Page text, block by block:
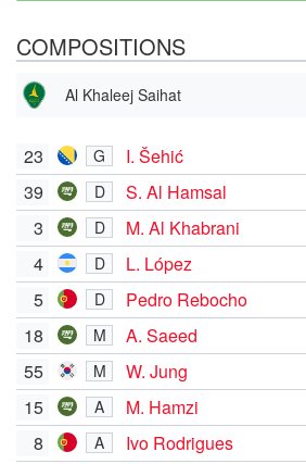
COMPOSITIONS
Al Khaleej Saihat
23 G I. Šehić
39 D S. Al Hamsal
3 D M. Al Khabrani
4 D
L. López
5
D
Pedro Rebocho
18
M A. Saeed
55 M
W. Jung
15
A M. Hamzi
8 A Ivo Rodrigues